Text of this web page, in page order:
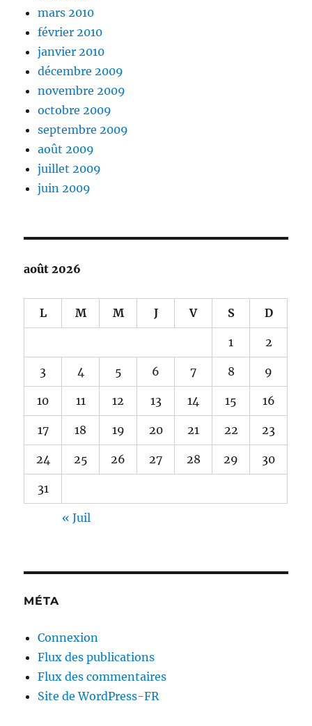
mars 2010
février 2010
janvier 2010
décembre 2009
novembre 2009
octobre 2009
septembre 2009
août 2009
juillet 2009
juin 2009
août 2026
L M M J V S D
1 2
3 4 5 6 7 8 9
10 11 12 13 14 15 16
17 18 19 20 21 22 23
24 25 26 27 28 29 30
31
« Juil
MÉTA
Connexion
Flux des publications
Flux des commentaires
Site de WordPress-FR